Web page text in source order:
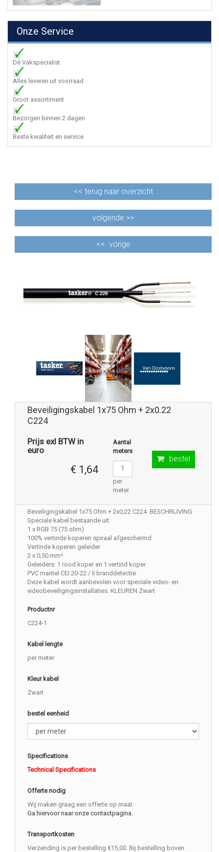
Onze Service
Dè Vakspecialist
Alles leveren uit voorraad
Groot assortiment
Bezorgen binnen 2 dagen
Beste kwaliteit en service
<< terug naar overzicht
volgende >>
<< vorige
Beveiligingskabel 1x75 Ohm + 2x0.22
C224
Prijs exl BTW in
euro
€ 1,64
Aantal
meters
per
meter
bestel
Beveiligingskabel 1x75 Ohm + 2x0,22 C224. BESCHRIJVING
Speciale kabel bestaande uit:
1 x RGB 75 (75 ohm)
100% vertinde koperen spiraal afgeschermd
Vertinde koperen geleider
2 x 0,50 mm²
Geleiders: 1 rood koper en 1 vertind koper
PVC mantel CEI 20-22 / II branddetectie
Deze kabel wordt aanbevolen voor speciale video- en
videobeveiligingsinstallaties. KLEUREN Zwart
Productnr
C224-1
Kabel lengte
per meter
Kleur kabel
Zwart
bestel eenheid
Specifications
Technical Specifications
Offerte nodig
Wij maken graag een offerte op maat.
Ga hiervoor naar onze contactpagina.
Transportkosten
Verzending is per bestelling €15,00. Bij bestelling boven